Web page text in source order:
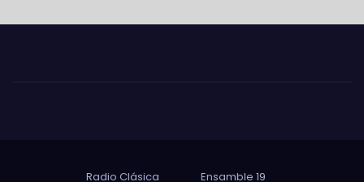
Radio Clásica Ensamble 19